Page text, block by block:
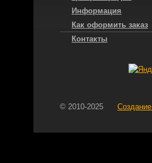
Информация
Как оформить заказ
Контакты
© 2010-2025